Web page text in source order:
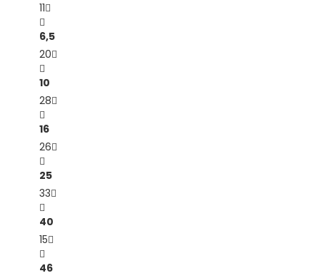
11
6,5
20
10
28
16
26
25
33
40
15
46